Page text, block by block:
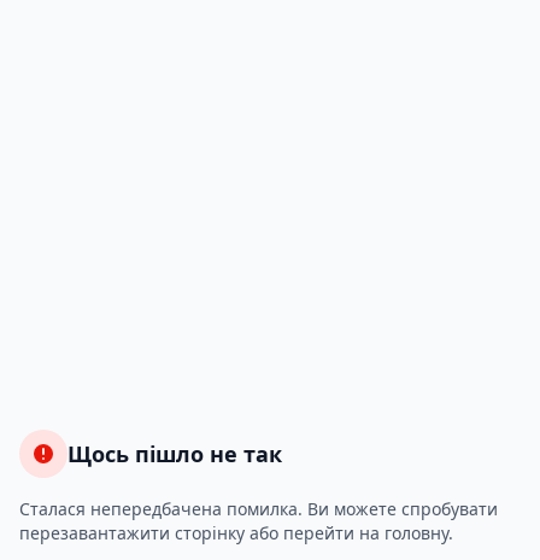
Щось пішло не так
Сталася непередбачена помилка. Ви можете спробувати
перезавантажити сторінку або перейти на головну.